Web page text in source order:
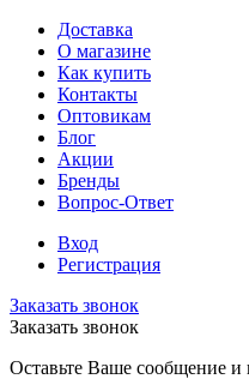
Доставка
О магазине
Как купить
Контакты
Оптовикам
Блог
Акции
Бренды
Вопрос-Ответ
Вход
Регистрация
Заказать звонок
Заказать звонок
Оставьте Ваше сообщение